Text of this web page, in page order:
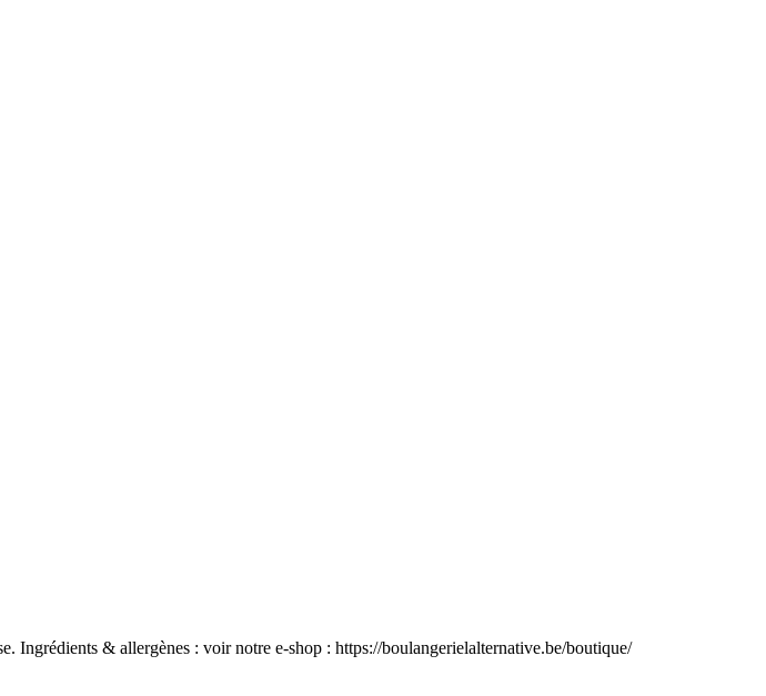
Ingrédients & allergènes : voir notre e-shop : https://boulangerielalternative.be/boutique/